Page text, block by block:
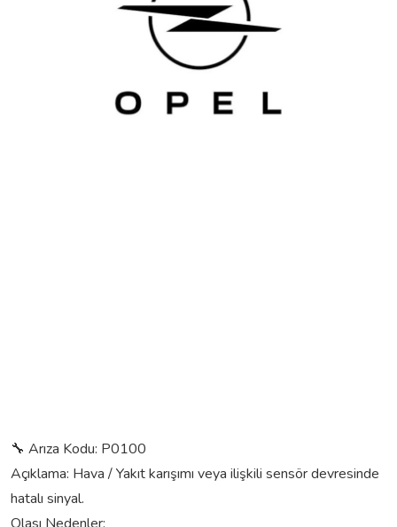
🔧 Arıza Kodu: P0100
Açıklama: Hava / Yakıt karışımı veya ilişkili sensör devresinde
hatalı sinyal.